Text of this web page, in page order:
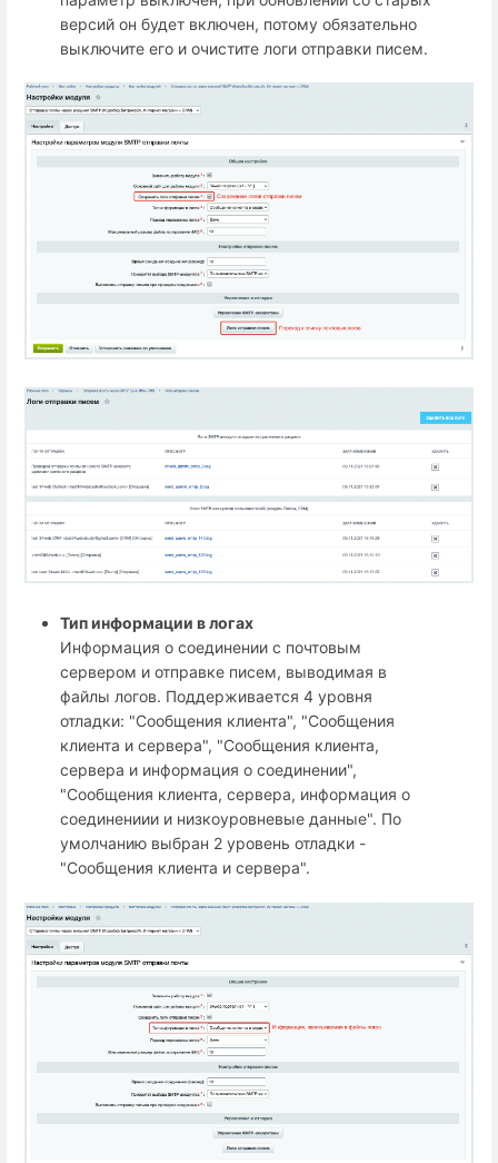
версий он будет включен, потому обязательно
выключите его и очистите логи отправки писем.
Тип информации в логах
Информация о соединении с почтовым
сервером и отправке писем, выводимая в
файлы логов. Поддерживается 4 уровня
отладки: "Сообщения клиента", "Сообщения
клиента и сервера", "Сообщения клиента,
сервера и информация о соединении",
"Сообщения клиента, сервера, информация о
соединениии и низкоуровневые данные". По
умолчанию выбран 2 уровень отладки -
"Сообщения клиента и сервера".